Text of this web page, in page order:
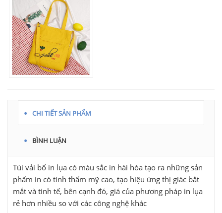
CHI TIẾT SẢN PHẨM
BÌNH LUẬN
Túi vải bố in lụa có màu sắc in hài hòa tạo ra những sản
phẩm in có tính thẩm mỹ cao, tạo hiệu ứng thị giác bắt
mắt và tinh tế, bên cạnh đó, giá của phương pháp in lụa
rẻ hơn nhiều so với các công nghệ khác